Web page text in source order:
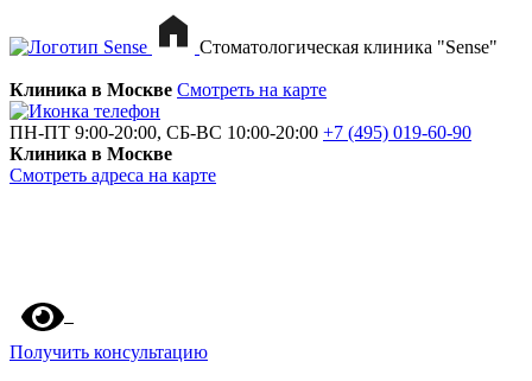
Стоматологическая клиника "Sense"
Клиника в Москве Смотреть на карте
ПН-ПТ 9:00-20:00, СБ-ВС 10:00-20:00 +7 (495) 019-60-90
Клиника в Москве
Смотреть адреса на карте
Получить консультацию